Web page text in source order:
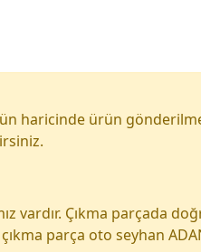
haricinde ürün
vardır. Çıkma parçada
parça oto seyhan